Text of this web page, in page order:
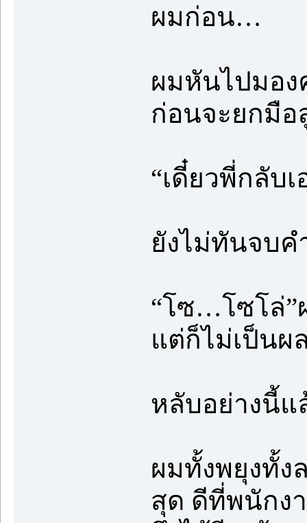
ผมก่อน…
ผมหันไปมอ
ก่อนจะยกมือ
“เดี๋ยวพี่กลับ
ยังไม่ทันจบค
“โซ…โซโล่”
แต่ก็ไม่เป็นผ
หลับอย่างนี้แ
ผมทั้งพยุงทั้
สุด ดีที่พนักง